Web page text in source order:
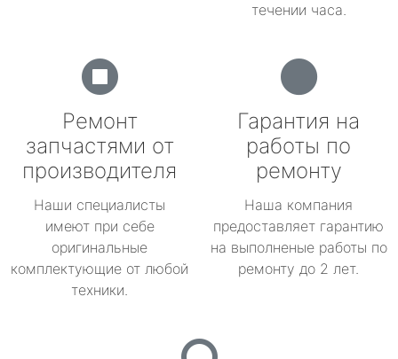
течении часа.
Ремонт
запчастями от
производителя
Наши специалисты
имеют при себе
оригинальные
комплектующие от любой
техники.
Гарантия на
работы по
ремонту
Наша компания
предоставляет гарантию
на выполненые работы по
ремонту до 2 лет.